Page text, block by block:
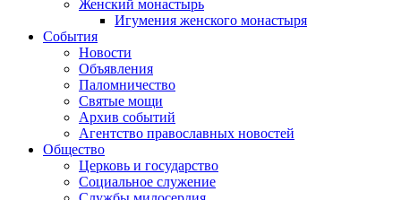
Женский монастырь
Игумения женского монастыря
События
Новости
Объявления
Паломничество
Святые мощи
Архив событий
Агентство православных новостей
Общество
Церковь и государство
Социальное служение